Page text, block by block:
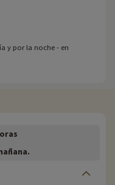
y por la noche - en